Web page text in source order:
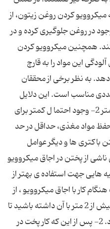
کردن روغن زیتون، از
در روغن جلوگیری کرده و در
همچنین میکروویو کردن
این مواد را به قارچ
به نظر برخی از محققان
مناسب است. این دلایل
عبارتند از: 1- مدت حرارت دهی کمتر 2- وجود احتما ل کمتر برای
بو و خشک شدن غذا 3- حفظ مواد مغذی، حداقل در حد
از بین رفتن باکتری ها و دیگر عوامل
ناشی از پختن در اجاق میکروویو
هایی جهت استفاده ی بهتر از
1- بهتر است هنگام کار با اجاق میکروویو ، از
آن دور بمانید و حداقل فاصله ای بیش از 2 متر با آن داشته باشید تا
احتمال سوختگی انسان کمتر شود. 2- پس از این که کار پخت در